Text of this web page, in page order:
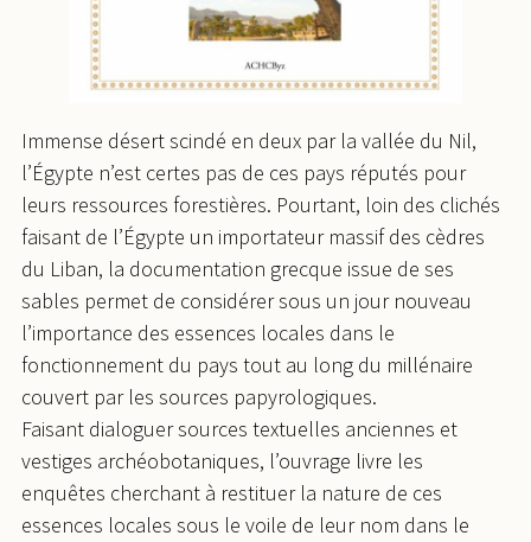
Immense désert scindé en deux par la vallée du Nil,
l’Égypte n’est certes pas de ces pays réputés pour
leurs ressources forestières. Pourtant, loin des clichés
faisant de l’Égypte un importateur massif des cèdres
du Liban, la documentation grecque issue de ses
sables permet de considérer sous un jour nouveau
l’importance des essences locales dans le
fonctionnement du pays tout au long du millénaire
couvert par les sources papyrologiques.
Faisant dialoguer sources textuelles anciennes et
vestiges archéobotaniques, l’ouvrage livre les
enquêtes cherchant à restituer la nature de ces
essences locales sous le voile de leur nom dans le